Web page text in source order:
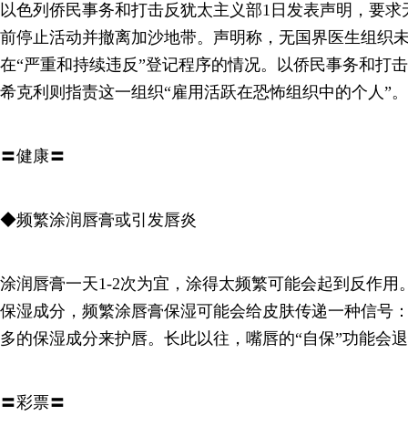
以色列侨民事务和打击反犹太主义部1日发表声明，要求
前停止活动并撤离加沙地带。声明称，无国界医生组织
在“严重和持续违反”登记程序的情况。以侨民事务和打
希克利则指责这一组织“雇用活跃在恐怖组织中的个人”。
〓健康〓
◆频繁涂润唇膏或引发唇炎
涂润唇膏一天1-2次为宜，涂得太频繁可能会起到反作用
保湿成分，频繁涂唇膏保湿可能会给皮肤传递一种信号
多的保湿成分来护唇。长此以往，嘴唇的“自保”功能会
〓彩票〓